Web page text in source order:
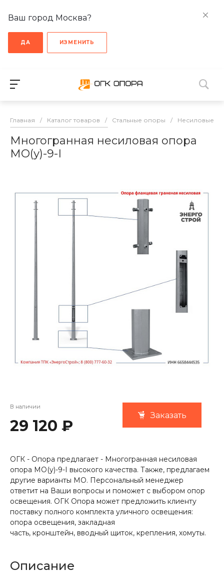
Ваш город Москва?
ДА ИЗМЕНИТЬ
Главная / Каталог товаров / Стальные опоры / Несиловые
Многогранная несиловая опора
МО(у)-9-I
В наличии
29 120 ₽
Заказать
ОГК - Опора предлагает - Многогранная несиловая
опора МО(у)-9-I высокого качества. Также, предлагаем
другие варианты МО. Персональный менеджер
ответит на Ваши вопросы и поможет с выбором опор
освещения. ОГК Опора может предложить клиенту
поставку полного комплекта уличного освещения:
опора освещения, закладная
часть, кронштейн, вводный щиток, крепления, хомуты.
Описание